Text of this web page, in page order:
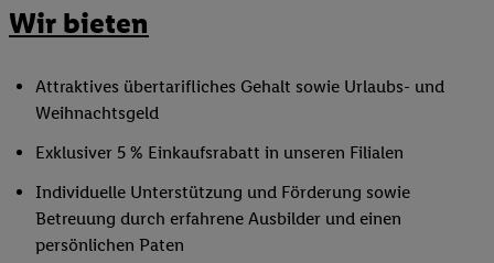
Wir bieten
Attraktives übertarifliches Gehalt sowie Urlaubs- und
Weihnachtsgeld
Exklusiver 5 % Einkaufsrabatt in unseren Filialen
Individuelle Unterstützung und Förderung sowie
Betreuung durch erfahrene Ausbilder und einen
persönlichen Paten